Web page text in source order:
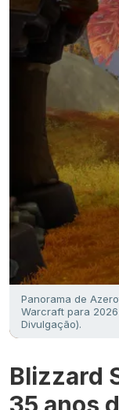
Panorama de
Warcraft para
Divulgação).
Blizzard